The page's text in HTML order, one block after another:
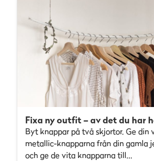
Fixa ny outfit – av det du har
Byt knappar på två skjortor. Ge din
metallic-knapparna från din gamla
och ge de vita knapparna till...